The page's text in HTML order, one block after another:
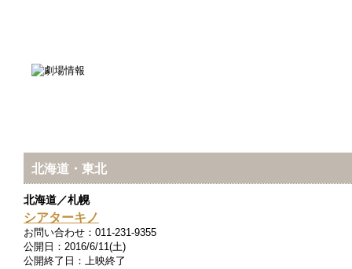
北海道・東北
北海道／札幌
シアターキノ
お問い合わせ： 011-231-9355
公開日： 2016/6/11(土)
公開終了日： 上映終了